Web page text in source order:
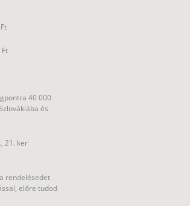
40 000
és
21. ker
rendelésedet
előre tudod